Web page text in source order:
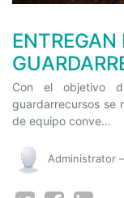
Con el objetivo
guardarrecursos se
de equipo conve...
Administrator